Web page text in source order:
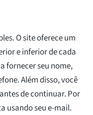
O site oferece um
e inferior de cada
fornecer seu nome,
Além disso, você
de continuar. Por
usando seu e-mail.